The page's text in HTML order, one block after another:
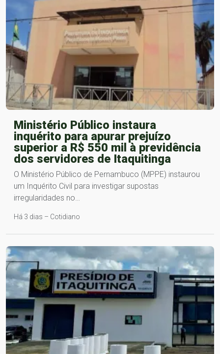
Ministério Público instaura
inquérito para apurar prejuízo
superior a R$ 550 mil à previdência
dos servidores de Itaquitinga
O Ministério Público de Pernambuco (MPPE) instaurou
um Inquérito Civil para investigar supostas
irregularidades no…
Há 3 dias – Cotidiano